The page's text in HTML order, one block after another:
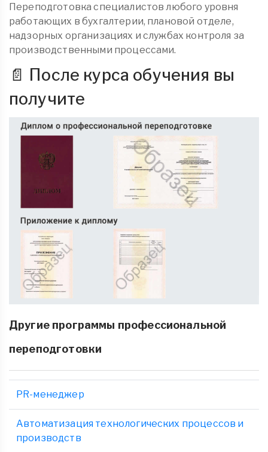
Переподготовка специалистов любого уровня
работающих в бухгалтерии, плановой отделе,
надзорных организациях и службах контроля за
производственными процессами.
📄 После курса обучения вы
получите
Другие программы профессиональной
переподготовки
PR-менеджер
Автоматизация технологических процессов и
производств